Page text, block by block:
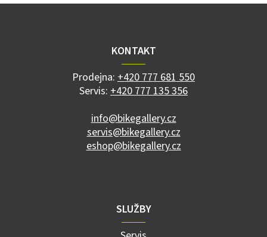
Z
KONTAKT
Prodejna: +420 777 681 550
Servis: +420 777 135 356
info@bikegallery.cz
servis@bikegallery.cz
eshop@bikegallery.cz
SLUŽBY